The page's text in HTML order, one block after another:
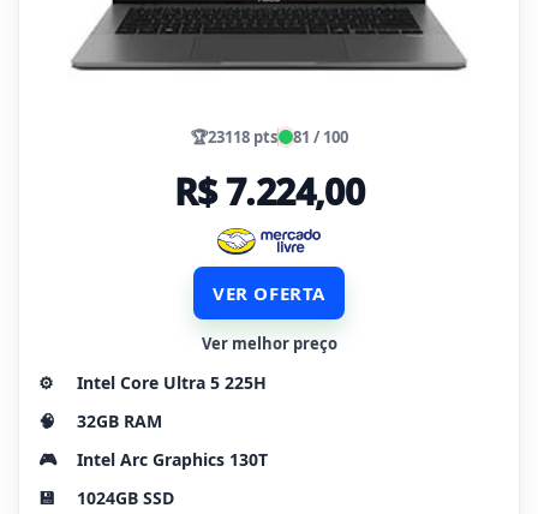
🏆23118 pts 81 / 100
R$ 7.224,00
VER OFERTA
Ver melhor preço
⚙️
Intel Core Ultra 5 225H
🧠
32GB RAM
🎮
Intel Arc Graphics 130T
💾
1024GB SSD